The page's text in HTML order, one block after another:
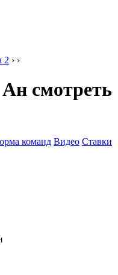
2 › ›
смотреть
команд Видео Ставки